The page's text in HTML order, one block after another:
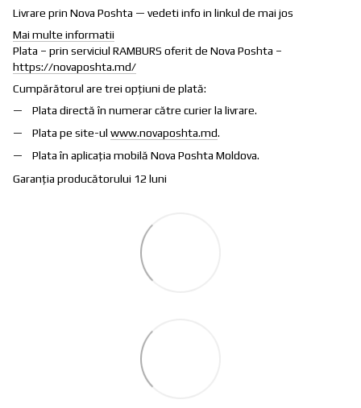
Livrare prin Nova Poshta — vedeti info in linkul de mai jos
Mai multe informatii
Plata – prin serviciul RAMBURS oferit de Nova Poshta –
https://novaposhta.md/
Cumpărătorul are trei opțiuni de plată:
Plata directă în numerar către curier la livrare.
Plata pe site-ul www.novaposhta.md.
Plata în aplicația mobilă Nova Poshta Moldova.
Garanția producătorului 12 luni